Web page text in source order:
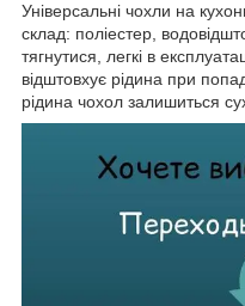
Універсальні чохли на
склад: поліестер,
тягнутися, легкі в
відштовхує рідина при
рідина чохол залишиться